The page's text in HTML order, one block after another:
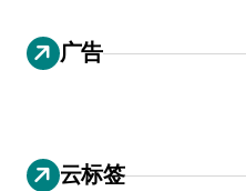
广告
云标签